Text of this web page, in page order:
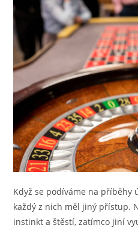
Když se podíváme na příběhy
každý z nich měl jiný přístup.
instinkt a štěstí, zatímco jiní